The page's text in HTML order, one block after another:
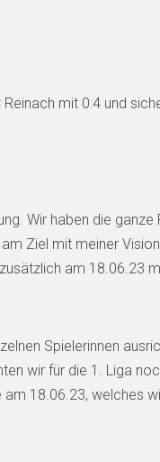
mit 0:4 und
Wir haben die
Ziel mit meiner
am 18.06.23
Spielerinnen
wir für die 1. Liga
18.06.23, welches